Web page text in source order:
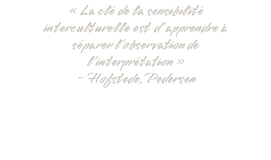
« La clé de la sensibilité
interculturelle est d’apprendre à
séparer l’observation de
l’interprétation »
– Hofstede, Pedersen